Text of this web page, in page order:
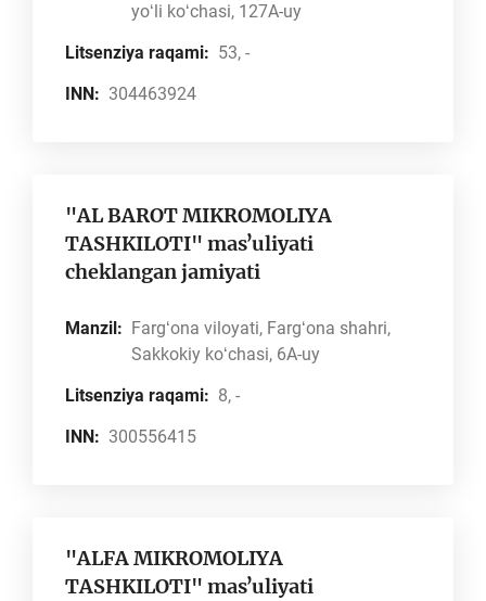
yoʻli koʻchasi, 127A-uy
Litsenziya raqami: 53, -
INN: 304463924
"AL BAROT MIKROMOLIYA
TASHKILOTI" masʼuliyati
cheklangan jamiyati
Manzil: Fargʻona viloyati, Fargʻona shahri,
Sakkokiy koʻchasi, 6A-uy
Litsenziya raqami: 8, -
INN: 300556415
"ALFA MIKROMOLIYA
TASHKILOTI" masʼuliyati